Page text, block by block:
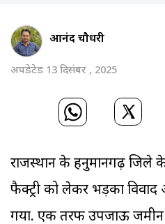
आनंद चौधरी
अपडेटेड 13 दिसंबर , 2025
राजस्थान के हनुमानगढ़ जिले के
फैक्ट्री को लेकर भड़का
गया. एक तरफ उपजाऊ